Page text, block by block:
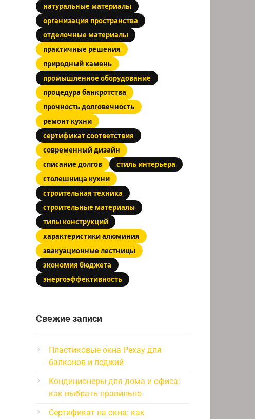
натуральные материалы
организация пространства
отделочные материалы
практичные решения
природный камень
промышленное оборудование
процедура банкротства
прочность долговечность
ремонт кухни
сертификат соответствия
современный дизайн
списание долгов
стиль интерьера
столешница кухни
строительная техника
строительные материалы
типы конструкций
характеристики алюминия
эвакуационные лестницы
экономия бюджета
энергоэффективность
Свежие записи
Пластиковые окна Рехау для
балконов и лоджий
Кондиционеры для дома и офиса:
как выбрать правильно
Сертификат на окна: как